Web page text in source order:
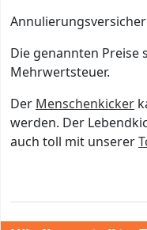
Die genannten Preise
Mehrwertsteuer.
Der Menschenkicker
werden. Der
auch toll mit unserer